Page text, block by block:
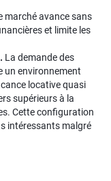
marché avance sans
et limite les
La demande des
un environnement
locative quasi
supérieurs à la
Cette configuration
intéressants malgré